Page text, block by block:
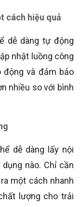
cách hiệu quả
dễ dàng tự động
nhật luồng công
động và đảm bảo
nhiều so với bình
dễ dàng lấy nội
nào. Chỉ cần
một cách nhanh
lượng cho trải